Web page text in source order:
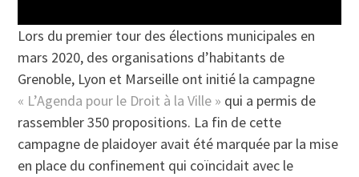
Lors du premier tour des élections municipales en
mars 2020, des organisations d’habitants de
Grenoble, Lyon et Marseille ont initié la campagne
« L’Agenda pour le Droit à la Ville » qui a permis de
rassembler 350 propositions. La fin de cette
campagne de plaidoyer avait été marquée par la mise
en place du confinement qui coïncidait avec le